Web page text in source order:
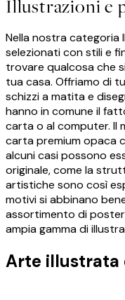
Illustrazioni e
Nella nostra categoria
selezionati con stili e
trovare qualcosa che
tua casa. Offriamo di
schizzi a matita e
hanno in comune il
carta o al computer. Il
carta premium opaca
alcuni casi possono
originale, come la
artistiche sono così
motivi si abbinano
assortimento di
ampia gamma di
Arte illustrata